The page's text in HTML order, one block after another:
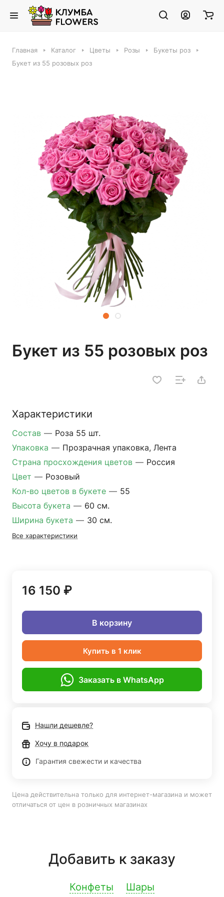
Главная Каталог Цветы Розы
Букеты роз
Букет из 55 розовых роз
Букет из 55 розовых роз
Характеристики
Состав — Роза 55 шт.
Упаковка — Прозрачная упаковка, Лента
Страна просхождения цветов — Россия
Цвет — Розовый
Кол-во цветов в букете — 55
Высота букета — 60 см.
Ширина букета — 30 см.
Все характеристики
16 150 ₽
В корзину
Купить в 1 клик
Заказать в WhatsApp
Нашли дешевле?
Хочу в подарок
Гарантия свежести и качества
Цена действительна только для интернет-магазина и может
отличаться от цен в розничных магазинах
Добавить к заказу
Конфеты Шары